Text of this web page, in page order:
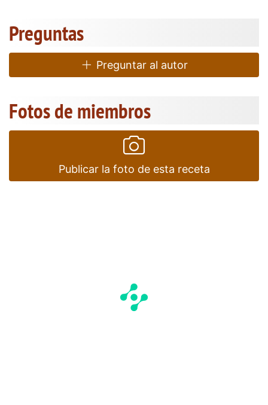
Preguntas
Preguntar al autor
Fotos de miembros
Publicar la foto de esta receta